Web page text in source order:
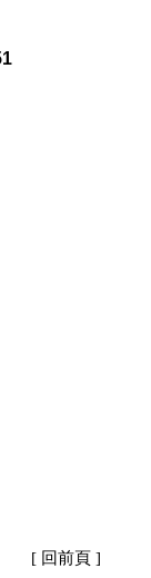
[ 回前頁 ]